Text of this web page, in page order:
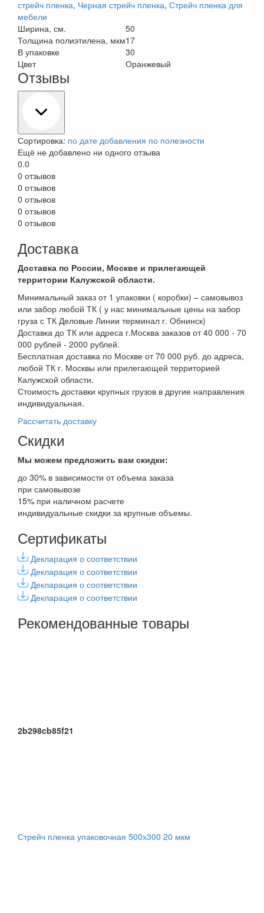
стрейч пленка, Черная стрейч пленка, Стрейч пленка для
мебели
Ширина, см.
50
Толщина полиэтилена, мкм17
В упаковке
30
Цвет
Оранжевый
Отзывы
Сортировка: по дате добавления по полезности
Ещё не добавлено ни одного отзыва
0.0
0 отзывов
0 отзывов
0 отзывов
0 отзывов
0 отзывов
Доставка
Доставка по России, Москве и прилегающей
территории Калужской области.
Минимальный заказ от 1 упаковки ( коробки) – самовывоз
или забор любой ТК ( у нас минимальные цены на забор
груза с ТК Деловые Линии терминал г. Обнинск)
Доставка до ТК или адреса г.Москва заказов от 40 000 - 70
000 рублей - 2000 рублей.
Бесплатная доставка по Москве от 70 000 руб. до адреса,
любой ТК г. Москвы или прилегающей территорией
Калужской области.
Стоимость доставки крупных грузов в другие направления
индивидуальная.
Рассчитать доставку
Скидки
Мы можем предложить вам скидки:
до 30% в зависимости от объема заказа
при самовывозе
15% при наличном расчете
индивидуальные скидки за крупные объемы.
Сертификаты
Декларация о соответствии
Декларация о соответствии
Декларация о соответствии
Декларация о соответствии
Рекомендованные товары
2b298cb85f21
Стрейч пленка упаковочная 500х300 20 мкм